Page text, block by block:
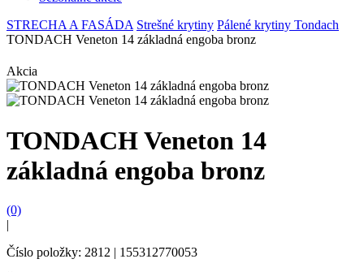
STRECHA A FASÁDA Strešné krytiny Pálené krytiny Tondach
TONDACH Veneton 14 základná engoba bronz
Akcia
TONDACH Veneton 14
základná engoba bronz
(0)
|
Číslo položky: 2812 | 155312770053